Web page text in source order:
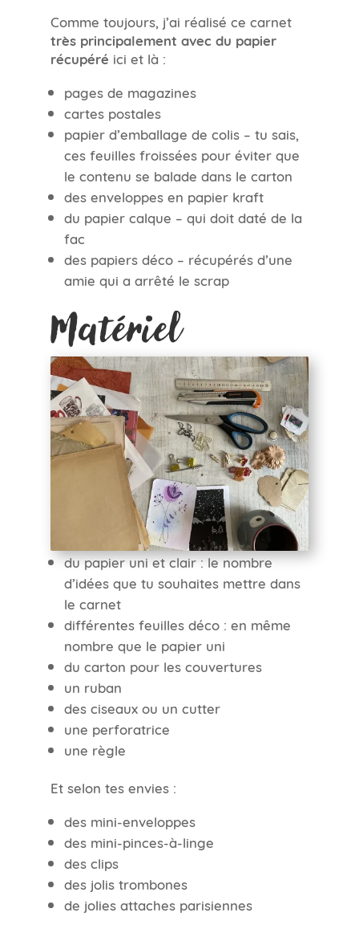
Comme toujours, j’ai réalisé ce carnet
très principalement avec du papier
récupéré ici et là :
pages de magazines
cartes postales
papier d’emballage de colis – tu sais,
ces feuilles froissées pour éviter que
le contenu se balade dans le carton
des enveloppes en papier kraft
du papier calque – qui doit daté de la
fac
des papiers déco – récupérés d’une
amie qui a arrêté le scrap
Matériel
du papier uni et clair : le nombre
d’idées que tu souhaites mettre dans
le carnet
différentes feuilles déco : en même
nombre que le papier uni
du carton pour les couvertures
un ruban
des ciseaux ou un cutter
une perforatrice
une règle
Et selon tes envies :
des mini-enveloppes
des mini-pinces-à-linge
des clips
des jolis trombones
de jolies attaches parisiennes